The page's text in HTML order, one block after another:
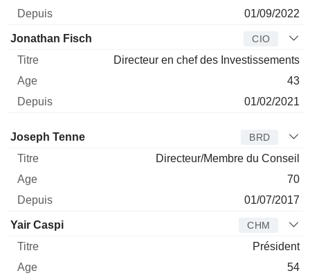
01/09/2022
Jonathan Fisch CIO
Directeur en chef des Investissements
43
01/02/2021
Administrateur
Joseph Tenne BRD
Directeur/Membre du Conseil
70
01/07/2017
Yair Caspi CHM
Président
54